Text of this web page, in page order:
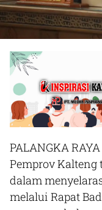
PALANGKA
Pemprov
dalam
melalui Rapat